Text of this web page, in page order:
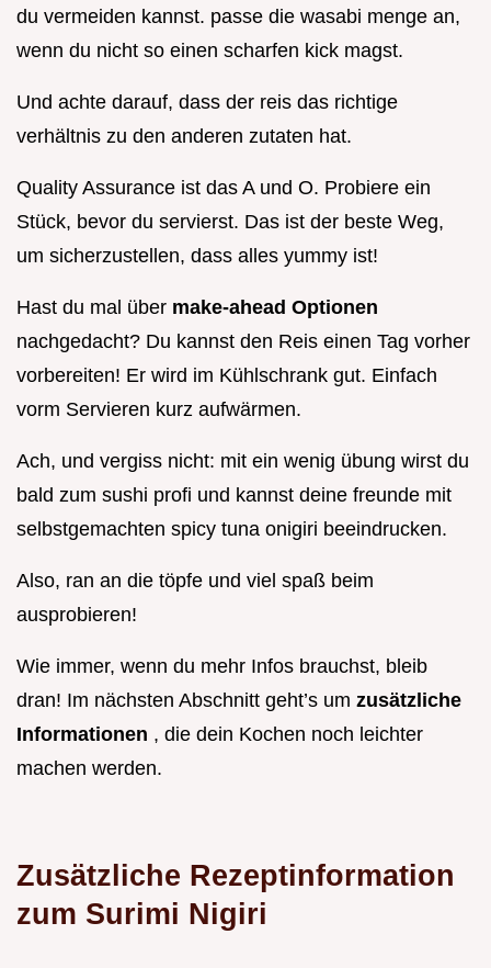
du vermeiden kannst. passe die wasabi menge an,
wenn du nicht so einen scharfen kick magst.
Und achte darauf, dass der reis das richtige
verhältnis zu den anderen zutaten hat.
Quality Assurance ist das A und O. Probiere ein
Stück, bevor du servierst. Das ist der beste Weg,
um sicherzustellen, dass alles yummy ist!
Hast du mal über make-ahead Optionen
nachgedacht? Du kannst den Reis einen Tag vorher
vorbereiten! Er wird im Kühlschrank gut. Einfach
vorm Servieren kurz aufwärmen.
Ach, und vergiss nicht: mit ein wenig übung wirst du
bald zum sushi profi und kannst deine freunde mit
selbstgemachten spicy tuna onigiri beeindrucken.
Also, ran an die töpfe und viel spaß beim
ausprobieren!
Wie immer, wenn du mehr Infos brauchst, bleib
dran! Im nächsten Abschnitt geht’s um zusätzliche
Informationen , die dein Kochen noch leichter
machen werden.
Zusätzliche Rezeptinformation
zum Surimi Nigiri